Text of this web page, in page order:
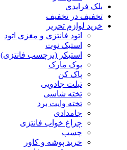
بلک فرایدی
تخفیف در تخفیف
خرید لوازم تحریر
اتود فانتزی و مغزی اتود
استیک نوت
استیکر (برچسب فانتزی)
بوک مارک
پاک کن
تبلت جادویی
تخته شاسی
تخته وایت برد
جامدادی
چراغ خواب فانتزی
چسب
خرید پوشه و کاور